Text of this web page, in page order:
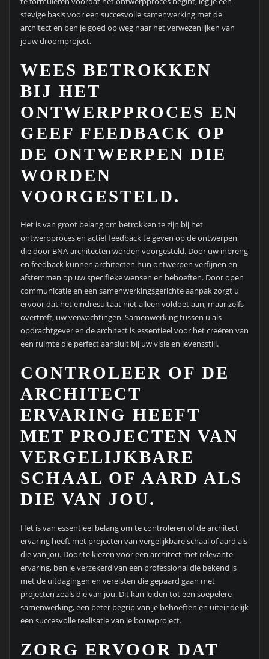
stevige basis voor een succesvolle samenwerking met de
architect en ben je goed op weg naar het verwezenlijken van
jouw droomproject.
WEES BETROKKEN
BIJ HET
ONTWERPPROCES EN
GEEF FEEDBACK OP
DE ONTWERPEN DIE
WORDEN
VOORGESTELD.
Het is van groot belang om betrokken te zijn bij het
ontwerpproces en actief feedback te geven op de ontwerpen
die door BNA-architecten worden voorgesteld. Door uw inbreng
en feedback kunnen architecten hun ontwerpen verfijnen en
afstemmen op uw specifieke wensen en behoeften. Door open
communicatie en een samenwerkingsgerichte aanpak zorgt u
ervoor dat het eindresultaat niet alleen voldoet aan, maar zelfs
overtreft, uw verwachtingen. Samenwerking tussen u als
opdrachtgever en de architect is essentieel voor het creëren van
een ruimte die perfect aansluit bij uw visie en levensstijl.
CONTROLEER OF DE
ARCHITECT
ERVARING HEEFT
MET PROJECTEN VAN
VERGELIJKBARE
SCHAAL OF AARD ALS
DIE VAN JOU.
Het is van essentieel belang om te controleren of de architect
ervaring heeft met projecten van vergelijkbare schaal of aard als
die van jou. Door te kiezen voor een architect met relevante
ervaring, ben je verzekerd van een professional die bekend is
met de uitdagingen en vereisten die gepaard gaan met
projecten zoals die van jou. Dit kan leiden tot een soepelere
samenwerking, een beter begrip van je behoeften en uiteindelijk
een succesvolle realisatie van je bouwproject.
ZORG ERVOOR DAT